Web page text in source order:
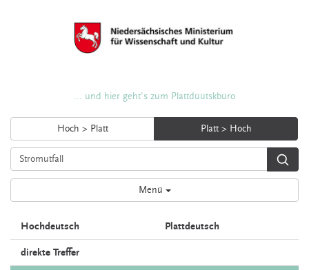
... und hier geht's zum Plattdüütskbüro
Hoch > Platt Platt > Hoch
Menü
Hochdeutsch Plattdeutsch
direkte Treffer